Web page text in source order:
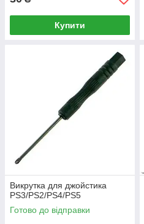
Купити
Викрутка для джойстика
PS3/PS2/PS4/PS5
Готово до відправки